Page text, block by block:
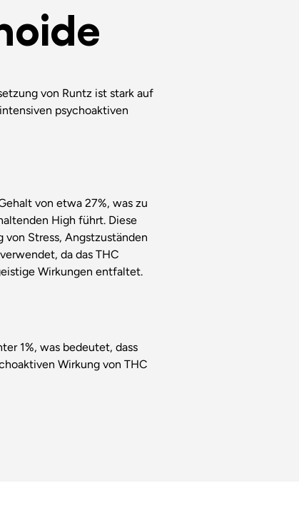
von Runtz ist stark auf
psychoaktiven
von etwa 27%, was zu
High führt. Diese
Stress, Angstzuständen
da das THC
Wirkungen entfaltet.
1%, was bedeutet, dass
Wirkung von THC